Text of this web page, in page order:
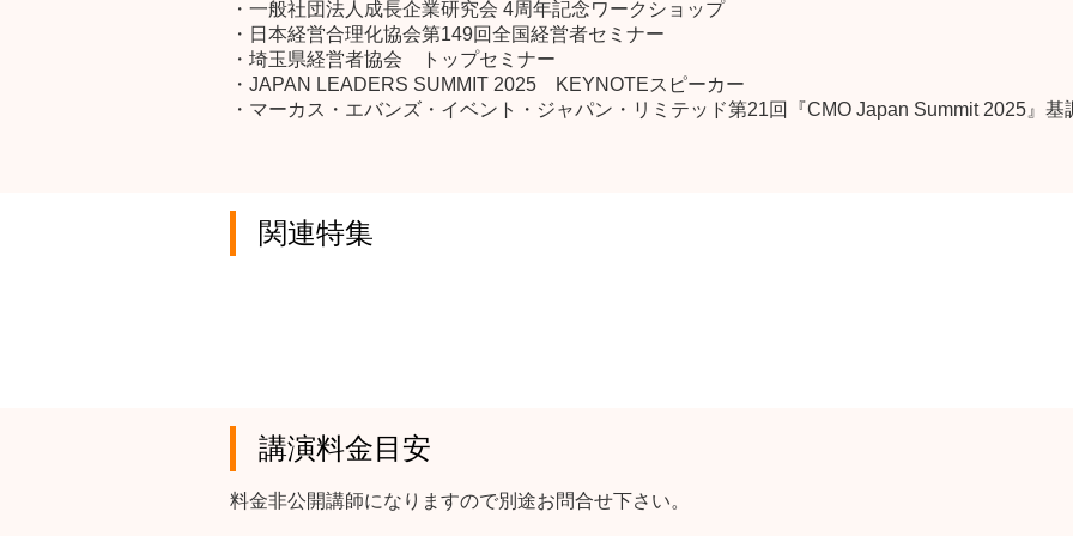
・一般社団法人成長企業研究会 4周年記念ワークショップ
・日本経営合理化協会第149回全国経営者セミナー
・埼玉県経営者協会 トップセミナー
・JAPAN LEADERS SUMMIT 2025 KEYNOTEスピーカー
・マーカス・エバンズ・イベント・ジャパン・リミテッド第21回『CMO Japan Summit 2025』基
関連特集
講演料金目安
料金非公開講師になりますので別途お問合せ下さい。